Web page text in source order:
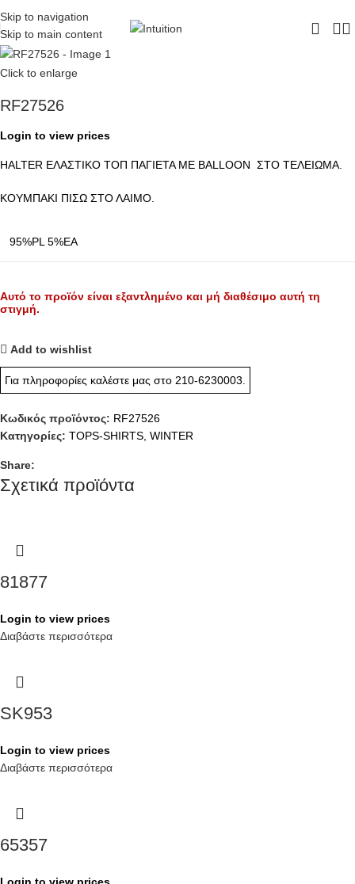
Skip to navigation
Skip to main content
Click to enlarge
RF27526
Login to view prices
HALTER ΕΛΑΣΤΙΚΟ ΤΟΠ ΠΑΓΙΕΤΑ ΜΕ BALLOON ΣΤΟ ΤΕΛΕΙΩΜΑ.
ΚΟΥΜΠΑΚΙ ΠΙΣΩ ΣΤΟ ΛΑΙΜΟ.
95%PL 5%EA
Αυτό το προϊόν είναι εξαντλημένο και μή διαθέσιμο αυτή τη
στιγμή.
Add to wishlist
Για πληροφορίες καλέστε μας στο 210-6230003.
Κωδικός προϊόντος: RF27526
Κατηγορίες: TOPS-SHIRTS, WINTER
Share:
Σχετικά προϊόντα
81877
Login to view prices
Διαβάστε περισσότερα
SK953
Login to view prices
Διαβάστε περισσότερα
65357